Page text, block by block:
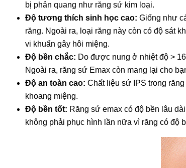
bị phản quang như răng sứ kim loại.
Độ tương thích sinh học cao: Giống như
răng. Ngoài ra, loại răng này còn có độ sát
vi khuẩn gây hôi miệng.
Độ bền chắc: Do được nung ở nhiệt độ >
Ngoài ra, răng sứ Emax còn mang lại cho
Độ an toàn cao: Chất liệu sứ IPS trong
khoang miệng.
Độ bền tốt: Răng sứ emax có độ bền lâu
không phải phục hình lần nữa vì răng có độ